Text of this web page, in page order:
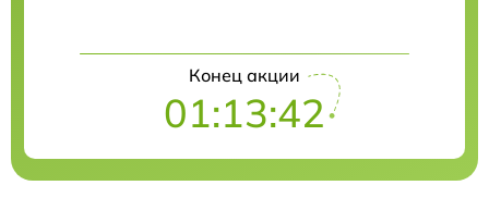
Конец акции
01:13:41